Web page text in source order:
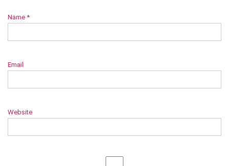
Name *
Email
Website